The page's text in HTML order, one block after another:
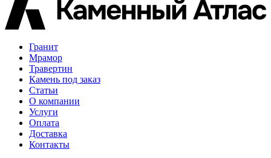
Гранит
Мрамор
Травертин
Камень под заказ
Статьи
О компании
Услуги
Оплата
Доставка
Контакты